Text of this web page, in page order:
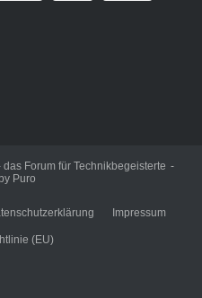
Forum für Technikbegeisterte
Puro
Impressum
(EU)